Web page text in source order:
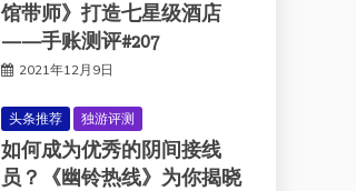
馆带师》打造七星级酒店
——手账测评#207
2021年12月9日
头条推荐 独游评测
如何成为优秀的阴间接线
员？《幽铃热线》为你揭晓